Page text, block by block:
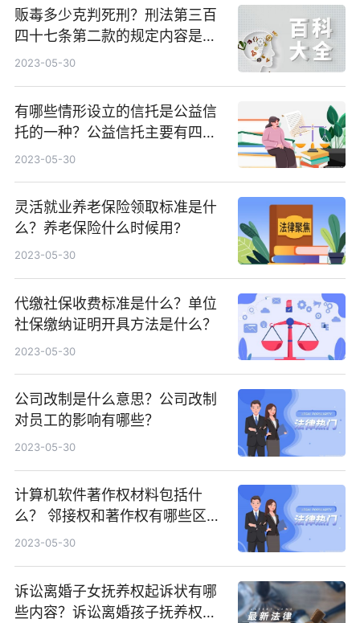
贩毒多少克判死刑？刑法第三百
四十七条第二款的规定内容是什
么？
2023-05-30
有哪些情形设立的信托是公益信
托的一种？公益信托主要有四种
类型？
2023-05-30
灵活就业养老保险领取标准是什
么？养老保险什么时候用?
2023-05-30
代缴社保收费标准是什么？单位
社保缴纳证明开具方法是什么？
2023-05-30
公司改制是什么意思？公司改制
对员工的影响有哪些？
2023-05-30
计算机软件著作权材料包括什
么？ 邻接权和著作权有哪些区
别？
2023-05-30
诉讼离婚子女抚养权起诉状有哪
些内容？诉讼离婚孩子抚养权起